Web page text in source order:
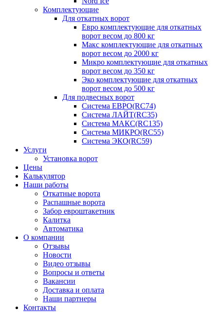
Комплектующие
Для откатных ворот
Евро комплектующие для откатных
ворот весом до 800 кг
Макс комплектующие для откатных
ворот весом до 2000 кг
Микро комплектующие для откатных
ворот весом до 350 кг
Эко комплектующие для откатных
ворот весом до 500 кг
Для подвесных ворот
Система ЕВРО(RC74)
Система ЛАЙТ(RC35)
Система МАКС(RC135)
Система МИКРО(RC55)
Система ЭКО(RC59)
Услуги
Установка ворот
Цены
Калькулятор
Наши работы
Откатные ворота
Распашные ворота
Забор евроштакетник
Калитка
Автоматика
О компании
Отзывы
Новости
Видео отзывы
Вопросы и ответы
Вакансии
Доставка и оплата
Наши партнеры
Контакты